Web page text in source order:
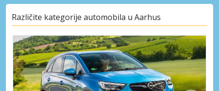
Različite kategorije automobila u Aarhus